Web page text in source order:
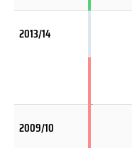
2013/14
2009/10